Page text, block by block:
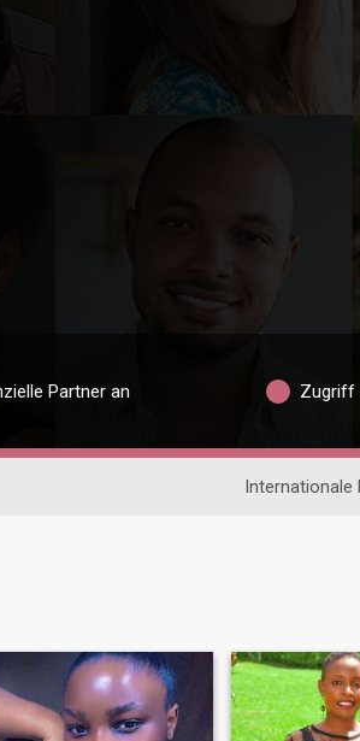
Partner an Zugriff
Internationale